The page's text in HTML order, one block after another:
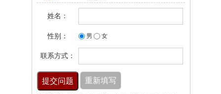
姓名：
性别： 男 女
联系方式：